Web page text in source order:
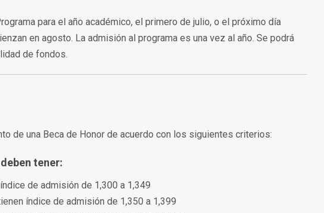
para el año académico, el primero de julio, o el próximo día
en agosto. La admisión al programa es una vez al año. Se podrá
de fondos.
de una Beca de Honor de acuerdo con los siguientes criterios:
tener:
de admisión de 1,300 a 1,349
índice de admisión de 1,350 a 1,399